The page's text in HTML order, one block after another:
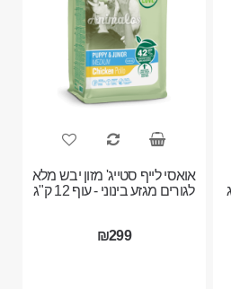
אואסי לייף סטייג' מזון יבש מלא
לגורים מגזע בינוני - עוף 12 ק"ג
₪299